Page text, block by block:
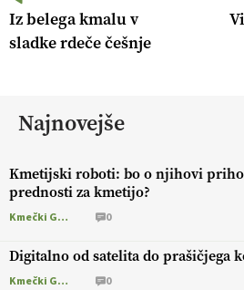
Iz belega kmalu v
sladke rdeče češnje
Najnovejše
Kmetijski roboti: bo o njihovi
prednosti za kmetijo?
Kmečki Glas 0
Digitalno od satelita do prašičjega
Kmečki Glas 0